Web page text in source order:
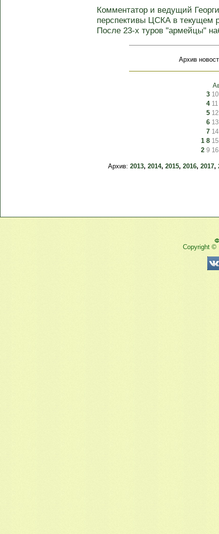
Комментатор и ведущий
перспективы ЦСКА в текущем
После 23-х туров "армейцы"
Архив
3 10
4 11
5 12
6 13
7 14
1 8 15
2 9 16
Архив:2013,2014,2015,2016,2017,
Copyright ©